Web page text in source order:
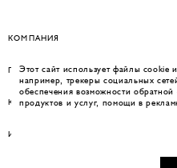
КОМПАНИЯ
ПОМОЩЬ
КОНТАКТЫ
ИНФОРМАЦИЯ
Этот сайт использует файлы cookie
например, трекеры социальных
обеспечения возможности
продуктов и услуг, помощи в